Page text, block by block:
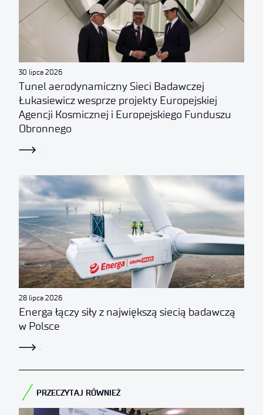
Tunel aerodynamiczny Sieci Badawczej
Łukasiewicz wesprze projekty Europejskiej
Agencji Kosmicznej i Europejskiego Funduszu
Obronnego
30 lipca 2026
Energa łączy siły z największą siecią badawczą
w Polsce
28 lipca 2026
PRZECZYTAJ RÓWNIEŻ​